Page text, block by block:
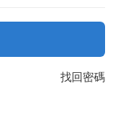
找回密碼